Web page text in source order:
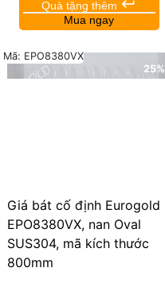
Quà tặng thêm keyboard_return
Mua ngay
25%
Giá bát cố định Eurogold
EPO8380VX, nan Oval
SUS304, mã kích thước
800mm
Mã: EPO8380VX